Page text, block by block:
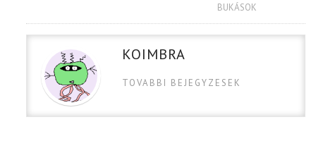
BUKÁSOK
KOIMBRA
TOVABBI BEJEGYZESEK